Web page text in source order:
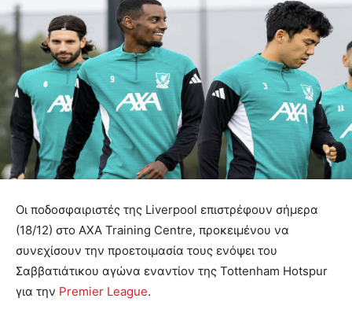
Οι ποδοσφαιριστές της Liverpool επιστρέφουν σήμερα
(18/12) στο AXA Training Centre, προκειμένου να
συνεχίσουν την προετοιμασία τους ενόψει του
Σαββατιάτικου αγώνα εναντίον της Tottenham Hotspur
για την Premier League.